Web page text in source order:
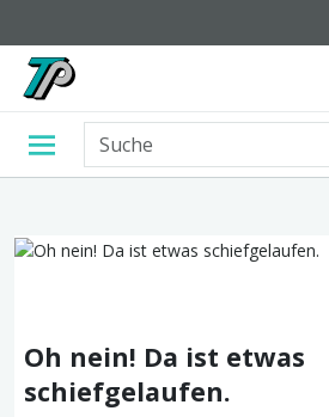
Oh nein! Da ist etwas
schiefgelaufen.